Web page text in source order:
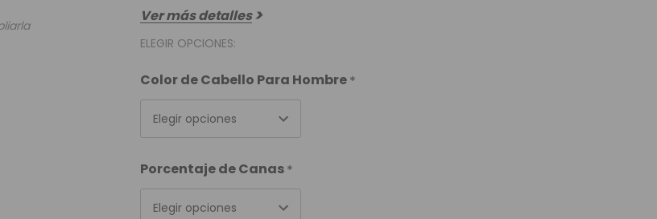
Ver más detalles
ELEGIR OPCIONES:
Color de Cabello Para Hombre*
Elegir opciones
Porcentaje de Canas*
Elegir opciones